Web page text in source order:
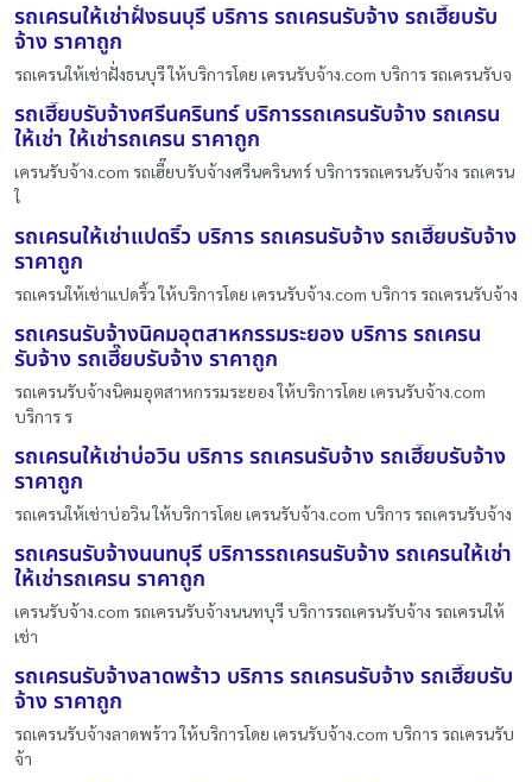
รถเครนให้เช่าฝั่งธนบุรี บริการ รถเครนรับจ้าง รถเฮี๊ยบรับ
จ้าง ราคาถูก
รถเครนให้เช่าฝั่งธนบุรี ให้บริการโดย เครนรับจ้าง.com บริการ รถเครนรับจ
รถเฮี๊ยบรับจ้างศรีนครินทร์ บริการรถเครนรับจ้าง รถเครน
ให้เช่า ให้เช่ารถเครน ราคาถูก
เครนรับจ้าง.com รถเฮี๊ยบรับจ้างศรีนครินทร์ บริการรถเครนรับจ้าง รถเครน
ใ
รถเครนให้เช่าแปดริ้ว บริการ รถเครนรับจ้าง รถเฮี๊ยบรับจ้าง
ราคาถูก
รถเครนให้เช่าแปดริ้ว ให้บริการโดย เครนรับจ้าง.com บริการ รถเครนรับจ้าง
รถเครนรับจ้างนิคมอุตสาหกรรมระยอง บริการ รถเครน
รับจ้าง รถเฮี๊ยบรับจ้าง ราคาถูก
รถเครนรับจ้างนิคมอุตสาหกรรมระยอง ให้บริการโดย เครนรับจ้าง.com
บริการ ร
รถเครนให้เช่าบ่อวิน บริการ รถเครนรับจ้าง รถเฮี๊ยบรับจ้าง
ราคาถูก
รถเครนให้เช่าบ่อวิน ให้บริการโดย เครนรับจ้าง.com บริการ รถเครนรับจ้าง
รถเครนรับจ้างนนทบุรี บริการรถเครนรับจ้าง รถเครนให้เช่า
ให้เช่ารถเครน ราคาถูก
เครนรับจ้าง.com รถเครนรับจ้างนนทบุรี บริการรถเครนรับจ้าง รถเครนให้
เช่า
รถเครนรับจ้างลาดพร้าว บริการ รถเครนรับจ้าง รถเฮี๊ยบรับ
จ้าง ราคาถูก
รถเครนรับจ้างลาดพร้าว ให้บริการโดย เครนรับจ้าง.com บริการ รถเครนรับ
จ้า